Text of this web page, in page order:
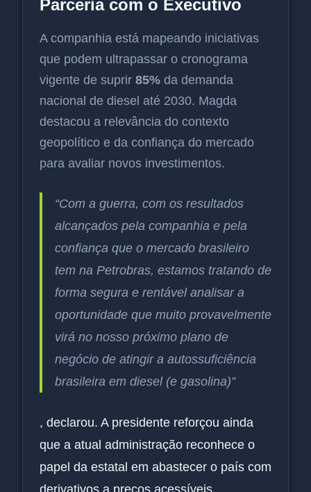
Parceria com o Executivo
A companhia está mapeando iniciativas
que podem ultrapassar o cronograma
vigente de suprir 85% da demanda
nacional de diesel até 2030. Magda
destacou a relevância do contexto
geopolítico e da confiança do mercado
para avaliar novos investimentos.
“Com a guerra, com os resultados
alcançados pela companhia e pela
confiança que o mercado brasileiro
tem na Petrobras, estamos tratando de
forma segura e rentável analisar a
oportunidade que muito provavelmente
virá no nosso próximo plano de
negócio de atingir a autossuficiência
brasileira em diesel (e gasolina)”
, declarou. A presidente reforçou ainda
que a atual administração reconhece o
papel da estatal em abastecer o país com
derivativos a preços acessíveis,